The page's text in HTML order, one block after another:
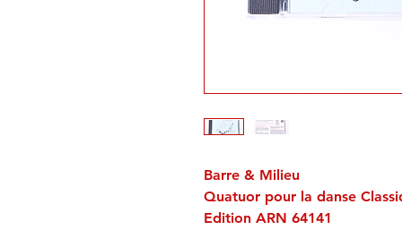
Barre & Milieu
Quatuor pour la danse
Edition ARN 64141